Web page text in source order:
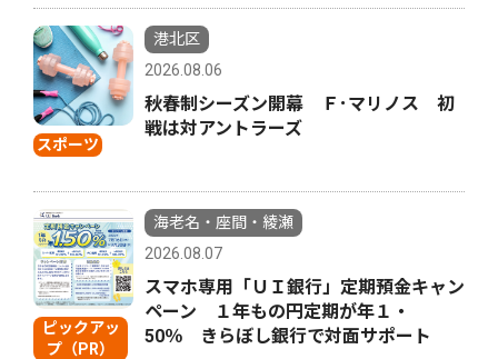
スポーツ
港北区
2026.08.06
秋春制シーズン開幕 Ｆ･マリノス 初
戦は対アントラーズ
ピックアッ
プ（PR）
海老名・座間・綾瀬
2026.08.07
スマホ専用「ＵＩ銀行」定期預金キャン
ペーン １年もの円定期が年１・
50％ きらぼし銀行で対面サポート